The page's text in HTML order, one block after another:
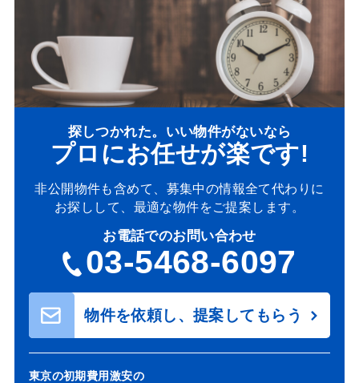
探しつかれた。いい物件がないなら
プロにお任せが楽です!
非公開物件も含めて、募集中の情報全て代わりに
お探しして、最適な物件をご提案します。
お電話でのお問い合わせ
03-5468-6097
物件を依頼し、提案してもらう
東京の初期費用激安の